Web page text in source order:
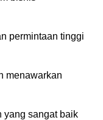
permintaan tinggi
menawarkan
yang sangat baik